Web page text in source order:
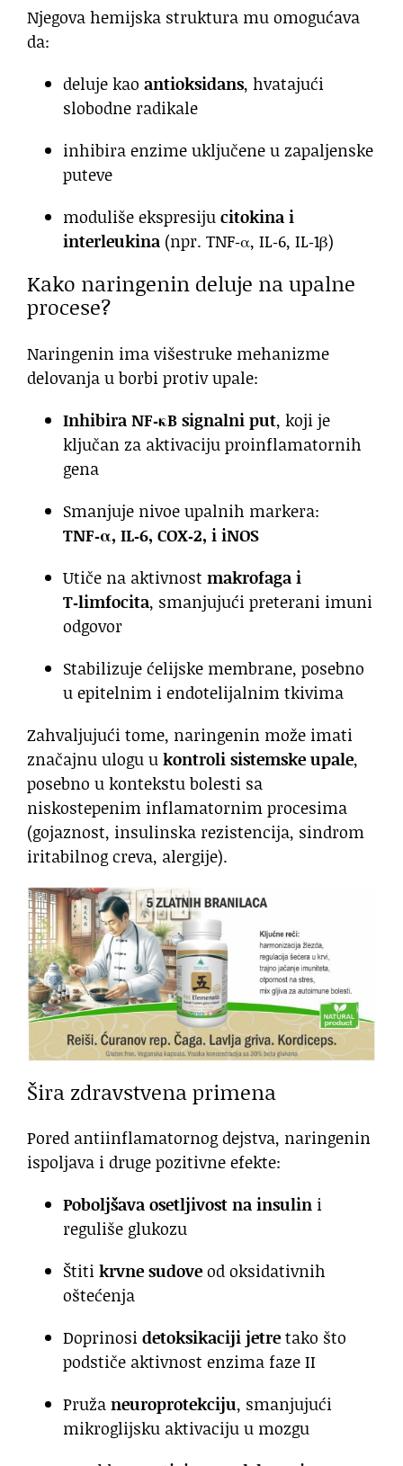
Njegova hemijska struktura mu omogućava
da:
deluje kao antioksidans, hvatajući
slobodne radikale
inhibira enzime uključene u zapaljenske
puteve
moduliše ekspresijucitokina i
interleukina (npr. TNF‑α, IL‑6, IL‑1β)
Kako naringenin deluje na upalne
procese?
Naringenin ima višestruke mehanizme
delovanja u borbi protiv upale:
Inhibira NF‑κB signalni put, koji je
ključan za aktivaciju proinflamatornih
gena
Smanjuje nivoe upalnih markera:
TNF‑α, IL‑6, COX‑2, i iNOS
Utiče na aktivnost makrofaga i
T‑limfocita, smanjujući preterani imuni
odgovor
Stabilizuje ćelijske membrane, posebno
u epitelnim i endotelijalnim tkivima
Zahvaljujući tome, naringenin može imati
značajnu ulogu ukontroli sistemske upale,
posebno u kontekstu bolesti sa
niskostepenim inflamatornim procesima
(gojaznost, insulinska rezistencija, sindrom
iritabilnog creva, alergije).
Šira zdravstvena primena
Pored antiinflamatornog dejstva, naringenin
ispoljava i druge pozitivne efekte:
Poboljšava osetljivost na insulin i
reguliše glukozu
Štitikrvne sudoveod oksidativnih
oštećenja
Doprinosidetoksikaciji jetretako što
podstiče aktivnost enzima faze II
Pružaneuroprotekciju, smanjujući
mikroglijsku aktivaciju u mozgu